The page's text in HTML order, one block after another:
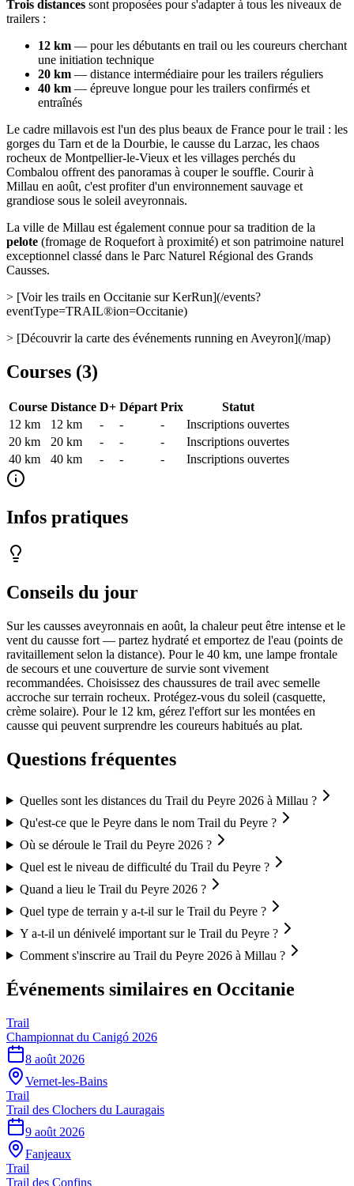
Trois distances sont proposées pour s'adapter à tous les niveaux de
trailers :
12 km — pour les débutants en trail ou les coureurs cherchant
une initiation technique
20 km — distance intermédiaire pour les trailers réguliers
40 km — épreuve longue pour les trailers confirmés et
entraînés
Le cadre millavois est l'un des plus beaux de France pour le trail : les
gorges du Tarn et de la Dourbie, le causse du Larzac, les chaos
rocheux de Montpellier-le-Vieux et les villages perchés du
Combalou offrent des panoramas à couper le souffle. Courir à
Millau en août, c'est profiter d'un environnement sauvage et
grandiose sous le soleil aveyronnais.
La ville de Millau est également connue pour sa tradition de la
pelote (fromage de Roquefort à proximité) et son patrimoine naturel
exceptionnel classé dans le Parc Naturel Régional des Grands
Causses.
> [Voir les trails en Occitanie sur KerRun](/events?
eventType=TRAIL®ion=Occitanie)
> [Découvrir la carte des événements running en Aveyron](/map)
Courses (3)
Course Distance D+ Départ Prix
Statut
12 km
12 km - - -
Inscriptions ouvertes
20 km
20 km - - -
Inscriptions ouvertes
40 km
40 km - - - Inscriptions ouvertes
Infos pratiques
Conseils du jour
Sur les causses aveyronnais en août, la chaleur peut être intense et le
vent du causse fort — partez hydraté et emportez de l'eau (points de
ravitaillement selon la distance). Pour le 40 km, une lampe frontale
de secours et une couverture de survie sont vivement
recommandées. Choisissez des chaussures de trail avec semelle
accroche sur terrain rocheux. Protégez-vous du soleil (casquette,
crème solaire). Pour le 12 km, gérez l'effort sur les montées en
causse qui peuvent surprendre les coureurs habitués au plat.
Questions fréquentes
Quelles sont les distances du Trail du Peyre 2026 à Millau ?
Qu'est-ce que le Peyre dans le nom Trail du Peyre ?
Où se déroule le Trail du Peyre 2026 ?
Quel est le niveau de difficulté du Trail du Peyre ?
Quand a lieu le Trail du Peyre 2026 ?
Quel type de terrain y a-t-il sur le Trail du Peyre ?
Y a-t-il un dénivelé important sur le Trail du Peyre ?
Comment s'inscrire au Trail du Peyre 2026 à Millau ?
Événements similaires en Occitanie
Trail
Championnat du Canigó 2026
8 août 2026
Vernet-les-Bains
Trail
Trail des Clochers du Lauragais
9 août 2026
Fanjeaux
Trail
Trail des Confins